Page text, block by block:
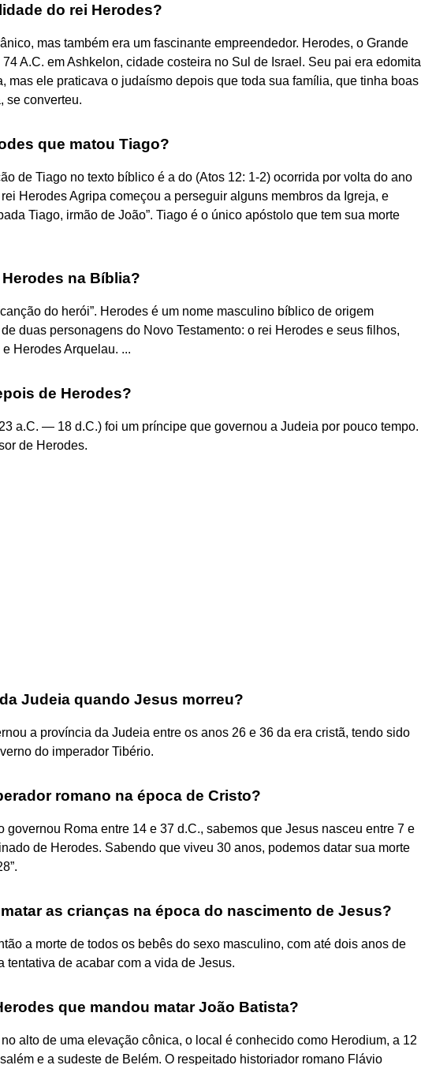
do rei Herodes?
mas também era um fascinante empreendedor. Herodes, o Grande
A.C. em Ashkelon, cidade costeira no Sul de Israel. Seu pai era edomita
mas ele praticava o judaísmo depois que toda sua família, que tinha boas
se converteu.
que matou Tiago?
de Tiago no texto bíblico é a do (Atos 12: 1-2) ocorrida por volta do ano
Herodes Agripa começou a perseguir alguns membros da Igreja, e
Tiago, irmão de João”. Tiago é o único apóstolo que tem sua morte
na Bíblia?
do herói”. Herodes é um nome masculino bíblico de origem
duas personagens do Novo Testamento: o rei Herodes e seus filhos,
Herodes Arquelau. ...
de Herodes?
a.C. — 18 d.C.) foi um príncipe que governou a Judeia por pouco tempo.
de Herodes.
Judeia quando Jesus morreu?
a província da Judeia entre os anos 26 e 36 da era cristã, tendo sido
do imperador Tibério.
romano na época de Cristo?
governou Roma entre 14 e 37 d.C., sabemos que Jesus nasceu entre 7 e
de Herodes. Sabendo que viveu 30 anos, podemos datar sua morte
as crianças na época do nascimento de Jesus?
a morte de todos os bebês do sexo masculino, com até dois anos de
tentativa de acabar com a vida de Jesus.
que mandou matar João Batista?
alto de uma elevação cônica, o local é conhecido como Herodium, a 12
e a sudeste de Belém. O respeitado historiador romano Flávio